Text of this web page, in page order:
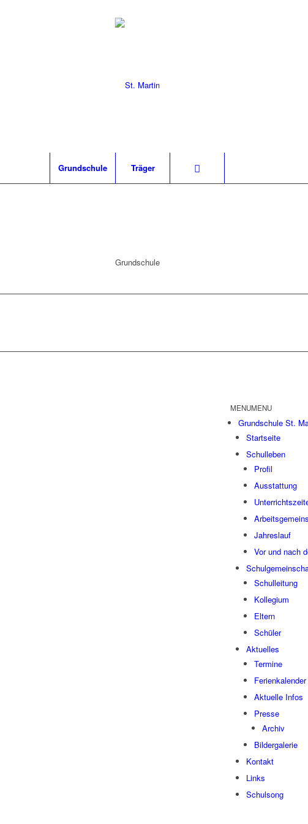
Grund­schu­le Trä­ger
Grund­schu­le
MENUMENU
Grund­schu­le St.
Start­sei­te
Schul­le­ben
Pro­fil
Aus­stat­tung
Jah­res­lauf
Vor und nach
Schul­lei­tung
Kol­le­gi­um
Eltern
Schü­ler
Aktu­el­les
Ter­mi­ne
Feri­en­ka­len­der
Aktu­el­le Infos
Pres­se
Archiv
Bil­der­ga­le­rie
Kon­takt
Links
Schul­song